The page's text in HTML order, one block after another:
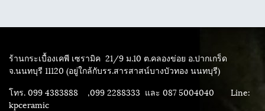
ร้านกระเบื้องเคพี เซรามิค 21/9 ม.10 ต.คลองข่อย อ.ปากเกร็ด
จ.นนทบุรี 11120 (อยู่ใกล้กับรร.สารสาสน์บางบัวทอง นนทบุรี)
โทร. 099 4383888 ,099 2288333 และ 087 5004040 Line:
kpceramic